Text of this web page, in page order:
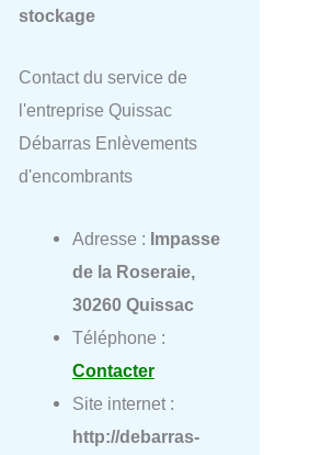
stockage
Contact du service de
l'entreprise Quissac
Débarras Enlèvements
d'encombrants
Adresse : Impasse
de la Roseraie,
30260 Quissac
Téléphone :
Contacter
Site internet :
http://debarras-